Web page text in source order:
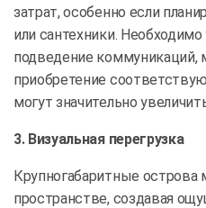
затрат, особенно если
или сантехники.
подведение
приобретение
могут значительно
3. Визуальная перегрузка
Крупногабаритные острова
пространстве, создавая